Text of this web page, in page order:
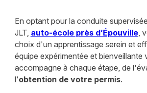
En optant pour la conduite
JLT, auto-école près d’Épouville,
choix d'un apprentissage serein et
équipe expérimentée et bienveillante
accompagne à chaque étape, de
l'obtention de votre permis.